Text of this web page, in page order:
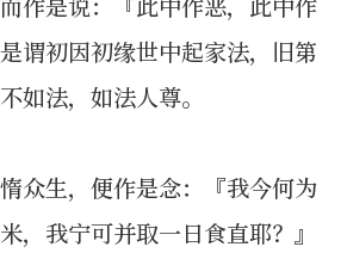
谓初因初缘世中起家法，旧第
如法，如法人尊。
惰众生，便作是念：『我今何为
，我宁可并取一日食直耶？』